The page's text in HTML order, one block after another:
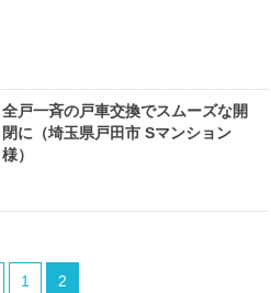
全戸一斉の戸車交換でスムーズな開
閉に（埼玉県戸田市 Sマンション
様）
1 2